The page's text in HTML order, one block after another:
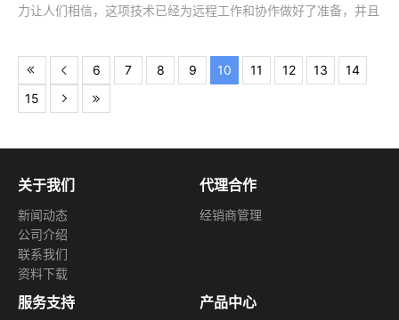
力让人们相信，这项技术已经为远程工作和协作做好了准备，并且
作效率一样高，向这种更灵活的
6 7 8 9 10 11 12 13
14
15
关于我们
新闻动态
公司介绍
联系我们
资料下载
代理合作
经销商管理
服务支持 产品中心